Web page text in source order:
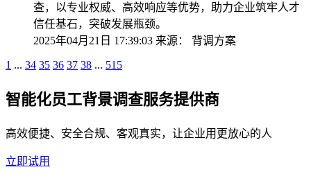
查，以专业权威、高效响应等优势，助力企业筑牢人才
信任基石，突破发展瓶颈。
2025年04月21日 17:39:03 来源： 背调方案
1 ... 34 35 36 37 38 ... 515
智能化员工背景调查服务提供商
高效便捷、安全合规、客观真实，让企业用更放心的人
立即试用